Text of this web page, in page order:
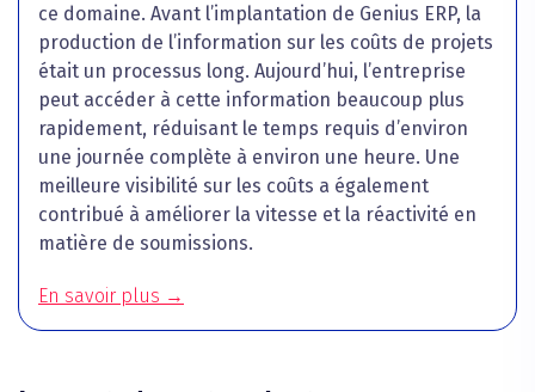
ce domaine. Avant l’implantation de Genius ERP, la
production de l’information sur les coûts de projets
était un processus long. Aujourd’hui, l’entreprise
peut accéder à cette information beaucoup plus
rapidement, réduisant le temps requis d’environ
une journée complète à environ une heure. Une
meilleure visibilité sur les coûts a également
contribué à améliorer la vitesse et la réactivité en
matière de soumissions.
En savoir plus →